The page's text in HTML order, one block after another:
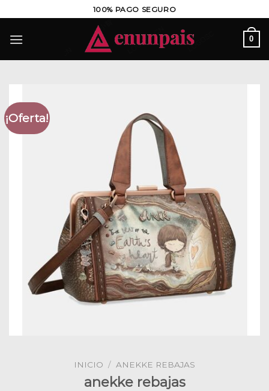
al
contenido
100% PAGO SEGURO
0
¡Oferta!
INICIO / ANEKKE REBAJAS
anekke rebajas